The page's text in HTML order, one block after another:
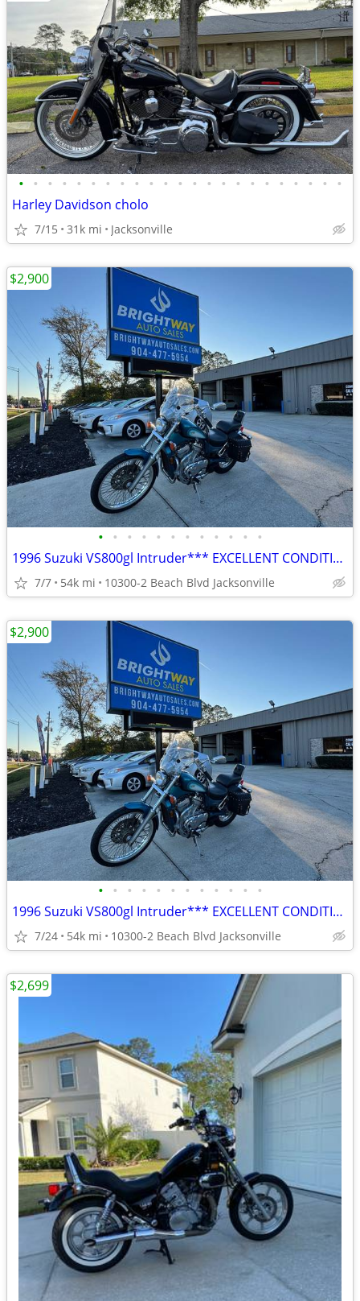
• • • • • • • • • • • • • • • • • • • • • • •
Harley Davidson cholo
7/15 31k mi Jacksonville
• • • • • • • • • • • •
1996 Suzuki VS800gl Intruder*** EXCELLENT CONDITION ***
7/7 54k mi 10300-2 Beach Blvd Jacksonville
$2,900
• • • • • • • • • • • •
1996 Suzuki VS800gl Intruder*** EXCELLENT CONDITION ***
7/24 54k mi 10300-2 Beach Blvd Jacksonville
$2,900
$2,699